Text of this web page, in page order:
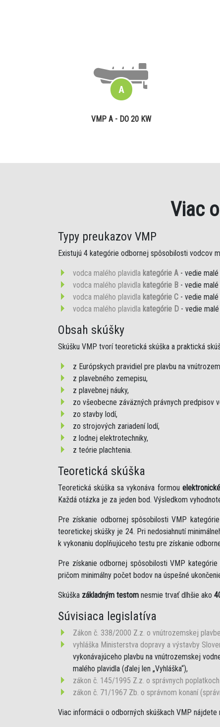
VMP A - DO 20 KW
Viac o
Typy preukazov VMP
Existujú 4 kategórie odbornej spôsobilosti vodcov
vodca malého plavidla kategórie A - vedie
vodca malého plavidla kategórie B - vedie
vodca malého plavidla kategórie C - vedie
vodca malého plavidla kategórie D - vedie
Obsah skúšky
Skúšku VMP tvorí teoretická skúška a praktická
z Európskych pravidiel pre plavbu na
z plavebného zemepisu,
z plavebnej náuky,
zo všeobecne záväzných právnych predpisov
zo stavby lodí,
zo strojových zariadení lodí,
z lodnej elektrotechniky,
z teórie plachtenia.
Teoretická skúška
Teoretická skúška sa vykonáva formou
Každá otázka je za jeden bod. Výsledkom
Pre získanie odbornej spôsobilosti VMP
teoretickej skúšky je 24. Pri nedosiahnutí
k vykonaniu doplňujúceho testu pre získanie
Pre získanie odbornej spôsobilosti VMP
pričom minimálny počet bodov na úspešné
Skúška základným testom nesmie trvať dlhšie ako
Súvisiaca legislatíva
Zákon č. 338/2000 Z.z. o vnútrozemskej plavbe
vyhláška Ministerstva dopravy a výstavby
vykonávajúceho plavbu na vnútrozemskej
malého plavidla (ďalej len „Vyhláška“),
zákon č. 145/1995 Z.z. o správnych poplatkoch
zákon č. 71/1967 Zb. o správnom konaní
Viac informácii o odborných skúškach VMP nájdete